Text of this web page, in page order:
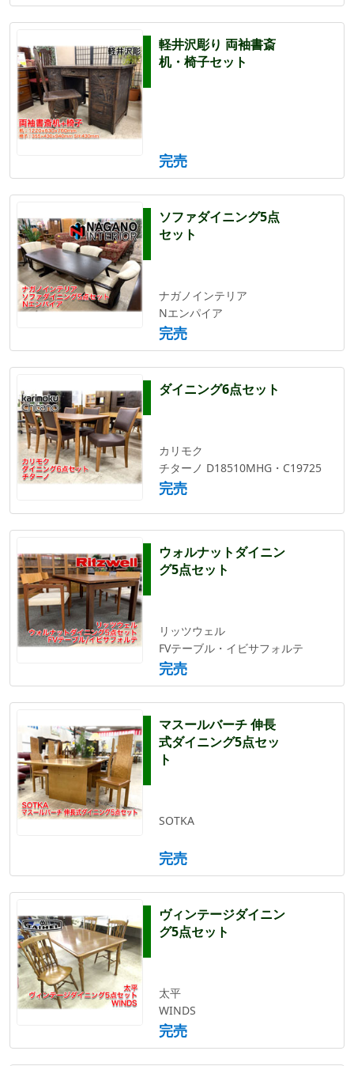
軽井沢彫り 両袖書斎
机・椅子セット
完売
ソファダイニング5点
セット
ナガノインテリア
Nエンパイア
完売
ダイニング6点セット
カリモク
チターノ D18510MHG・C19725
完売
ウォルナットダイニン
グ5点セット
リッツウェル
FVテーブル・イビサフォルテ
完売
マスールバーチ 伸長
式ダイニング5点セッ
ト
SOTKA
完売
ヴィンテージダイニン
グ5点セット
太平
WINDS
完売